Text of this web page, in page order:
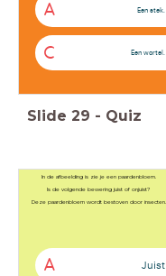
A Een stek.
C Een wortel.
Slide 29 - Quiz
In de afbeelding is zie je een paardenbloem.
Is de volgende bewering juist of onjuist?
Deze paardenbloem wordt bestoven door insecten.
A Juist